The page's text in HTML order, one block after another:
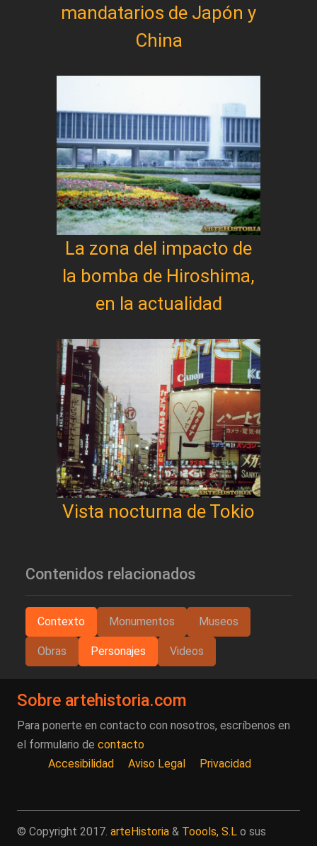
mandatarios de Japón y
China
La zona del impacto de
la bomba de Hiroshima,
en la actualidad
Vista nocturna de Tokio
Contenidos relacionados
Contexto Monumentos Museos
Obras Personajes Videos
Sobre artehistoria.com
Para ponerte en contacto con nosotros, escríbenos en
el formulario de contacto
Accesibilidad
Aviso Legal Privacidad
© Copyright 2017. arteHistoria & Toools, S.L o sus